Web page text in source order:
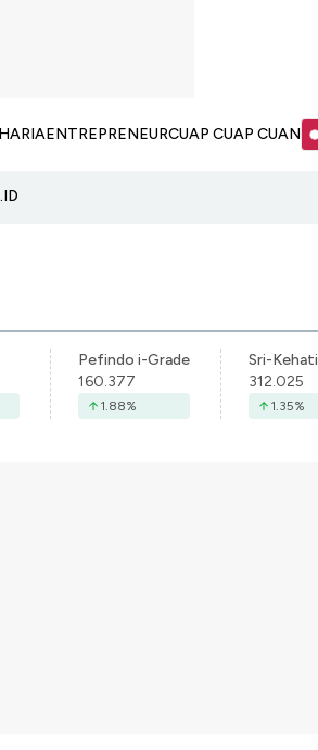
ENTREPRENEURCUAP CUAP CUAN
Pefindo i-Grade
160.377
1.88%
Sri-Kehati
312.025
1.35%